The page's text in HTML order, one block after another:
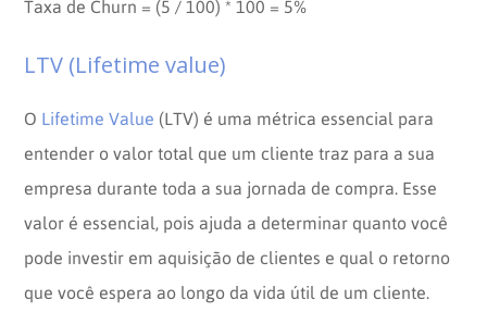
Taxa de Churn = (5 / 100) * 100 = 5%
LTV (Lifetime value)
O Lifetime Value (LTV) é uma métrica essencial para
entender o valor total que um cliente traz para a sua
empresa durante toda a sua jornada de compra. Esse
valor é essencial, pois ajuda a determinar quanto você
pode investir em aquisição de clientes e qual o retorno
que você espera ao longo da vida útil de um cliente.